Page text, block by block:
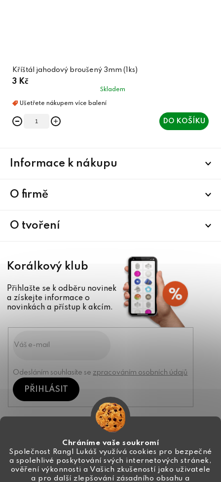
Chráníme vaše soukromí
Společnost Rangl Lukáš využívá cookies pro bezpečné
a spolehlivé poskytování svých internetových stránek,
ověření výkonnosti a Vašich zkušeností jako uživatele
a pro další zlepšování zásadního obsahu a
Kříštál jahodový broušený 3mm (1ks)
3 Kč
Skladem
DO KOŠÍKU
Informace k nákupu
O firmě
O tvoření
Korálkový klub
Přihlašte se k odběru novinek
a získejte informace o
novinkách a přístup k akcím.
Odesláním souhlasíte se zpracováním osobních údajů
PŘIHLÁSIT
+420 774 444 191